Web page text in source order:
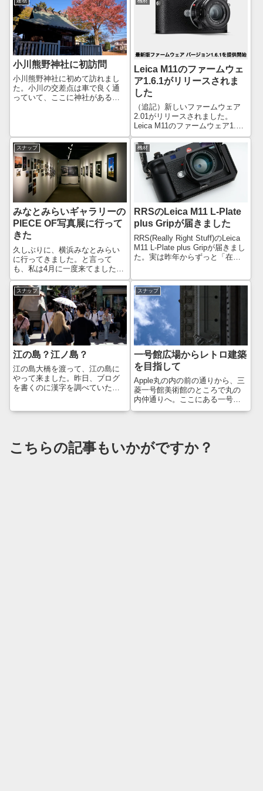
小川熊野神社に初訪問
小川熊野神社に初めて訪れまし
た。小川の交差点は車で良く通
っていて、ここに神社があるこ
ごとに色んな色があることは知
っていたので、今回寄ってみま
した。東秋留駅か...
Leica M11のファームウェ
ア1.6.1がリリースされま
した
（追記）新しいファームウェア
2.01がリリースされました。
Leica M11のファームウェア1.6.1
が、3月2日の夜（日本時間）リ
リースされました。現在M11が入
院しているため、アップデート
することが出来ませんが、1.6.0
のページにアク...
スナップ
みなとみらいギャラリーの
PIECE OF写真展に行って
きた
久しぶりに、横浜みなとみらい
に行ってきました。と言って
も、私は4月に一度来てましたね
😅今日は、こちらも久しぶりの
Leica M11を持って行きました。
やっぱりライカでのスナップは
超絶楽しいですわー😊JR桜木町
駅で降りて、ちょっと野毛方面
に寄...
機材
RRSのLeica M11 L-Plate
plus Gripが届きました
RRS(Really Right Stuff)のLeica
M11 L-Plate plus Gripが届きまし
た。実は昨年からずっと「在庫
イトを見てみると「在庫あ
り」...
スナップ
江の島？江ノ島？
江の島大橋を渡って、江の島に
やって来ました。昨日、ブログ
を書くのに漢字を調べていた
急線江ノ島線の駅は、片瀬江ノ
島江の島に行くため...
スナップ
一号館広場からレトロ建築
を目指して
Apple丸の内の前の通りから、三
菱一号館美術館のところで丸の
内仲通りへ。ここにある一号館
広場ではよくウエディングフォ
ね、三脚を立てて自ら撮影して
いるように見え...
こちらの記事もいかがですか？